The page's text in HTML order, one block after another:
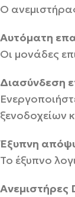
Ο
Αυτόματη
Οι μονάδες
Διασύνδεση
ξενοδοχείων
Έξυπνη
Το έξυπνο
Ανεμιστήρες